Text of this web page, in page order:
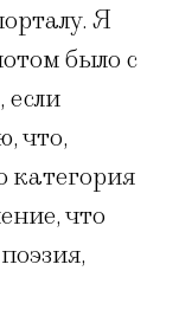
Я
было с
если
что,
категория
что